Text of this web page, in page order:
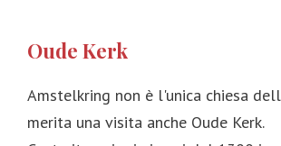
Oude Kerk
Amstelkring non è l'unica chiesa
merita una visita anche Oude Kerk.